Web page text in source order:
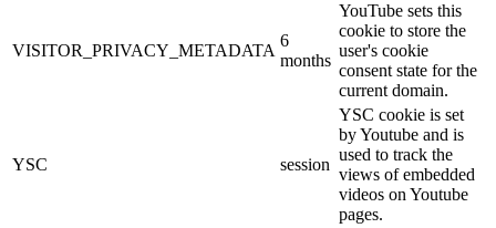
VISITOR_PRIVACY_METADATA
6
months
YouTube sets this
cookie to store the
user's cookie
consent state for the
current domain.
YSC session
YSC cookie is set
by Youtube and is
used to track the
views of embedded
videos on Youtube
pages.